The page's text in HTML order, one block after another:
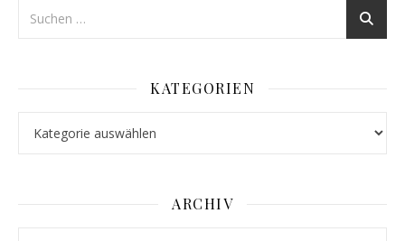
KATEGORIEN
ARCHIV